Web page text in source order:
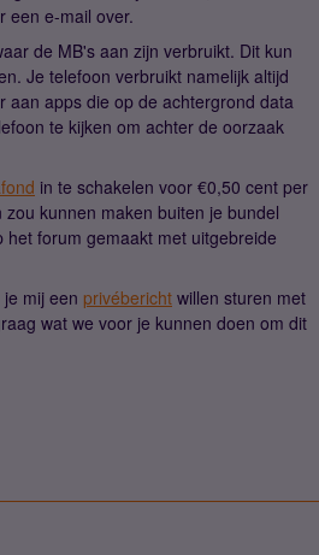
een e-mail over.
de MB's aan zijn verbruikt. Dit kun
Je telefoon verbruikt namelijk altijd
aan apps die op de achtergrond data
te kijken om achter de oorzaak
in te schakelen voor €0,50 cent per
kunnen maken buiten je bundel
het forum gemaakt met uitgebreide
mij een privébericht willen sturen met
wat we voor je kunnen doen om dit